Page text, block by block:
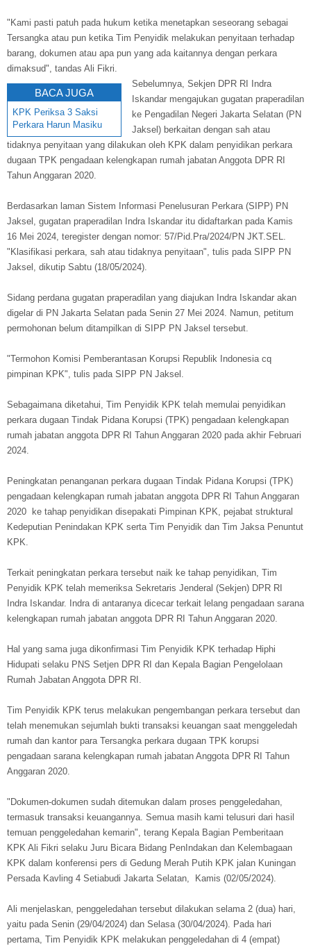
"Kami pasti patuh pada hukum ketika menetapkan seseorang sebagai
Tersangka atau pun ketika Tim Penyidik melakukan penyitaan terhadap
barang, dokumen atau apa pun yang ada kaitannya dengan perkara
dimaksud", tandas Ali Fikri.
BACA JUGA
KPK Periksa 3 Saksi
Perkara Harun Masiku
Sebelumnya, Sekjen DPR RI Indra
Iskandar mengajukan gugatan praperadilan
ke Pengadilan Negeri Jakarta Selatan (PN
Jaksel) berkaitan dengan sah atau
tidaknya penyitaan yang dilakukan oleh KPK dalam penyidikan perkara
dugaan TPK pengadaan kelengkapan rumah jabatan Anggota DPR RI
Tahun Anggaran 2020.
Berdasarkan laman Sistem Informasi Penelusuran Perkara (SIPP) PN
Jaksel, gugatan praperadilan Indra Iskandar itu didaftarkan pada Kamis
16 Mei 2024, teregister dengan nomor: 57/Pid.Pra/2024/PN JKT.SEL.
"Klasifikasi perkara, sah atau tidaknya penyitaan", tulis pada SIPP PN
Jaksel, dikutip Sabtu (18/05/2024).
Sidang perdana gugatan praperadilan yang diajukan Indra Iskandar akan
digelar di PN Jakarta Selatan pada Senin 27 Mei 2024. Namun, petitum
permohonan belum ditampilkan di SIPP PN Jaksel tersebut.
"Termohon Komisi Pemberantasan Korupsi Republik Indonesia cq
pimpinan KPK", tulis pada SIPP PN Jaksel.
Sebagaimana diketahui, Tim Penyidik KPK telah memulai penyidikan
perkara dugaan Tindak Pidana Korupsi (TPK) pengadaan kelengkapan
rumah jabatan anggota DPR RI Tahun Anggaran 2020 pada akhir Februari
2024.
Peningkatan penanganan perkara dugaan Tindak Pidana Korupsi (TPK)
pengadaan kelengkapan rumah jabatan anggota DPR RI Tahun Anggaran
2020 ke tahap penyidikan disepakati Pimpinan KPK, pejabat struktural
Kedeputian Penindakan KPK serta Tim Penyidik dan Tim Jaksa Penuntut
KPK.
Terkait peningkatan perkara tersebut naik ke tahap penyidikan, Tim
Penyidik KPK telah memeriksa Sekretaris Jenderal (Sekjen) DPR RI
Indra Iskandar. Indra di antaranya dicecar terkait lelang pengadaan sarana
kelengkapan rumah jabatan anggota DPR RI Tahun Anggaran 2020.
Hal yang sama juga dikonfirmasi Tim Penyidik KPK terhadap Hiphi
Hidupati selaku PNS Setjen DPR RI dan Kepala Bagian Pengelolaan
Rumah Jabatan Anggota DPR RI.
Tim Penyidik KPK terus melakukan pengembangan perkara tersebut dan
telah menemukan sejumlah bukti transaksi keuangan saat menggeledah
rumah dan kantor para Tersangka perkara dugaan TPK korupsi
pengadaan sarana kelengkapan rumah jabatan Anggota DPR RI Tahun
Anggaran 2020.
"Dokumen-dokumen sudah ditemukan dalam proses penggeledahan,
termasuk transaksi keuangannya. Semua masih kami telusuri dari hasil
temuan penggeledahan kemarin", terang Kepala Bagian Pemberitaan
KPK Ali Fikri selaku Juru Bicara Bidang PenIndakan dan Kelembagaan
KPK dalam konferensi pers di Gedung Merah Putih KPK jalan Kuningan
Persada Kavling 4 Setiabudi Jakarta Selatan, Kamis (02/05/2024).
Ali menjelaskan, penggeledahan tersebut dilakukan selama 2 (dua) hari,
yaitu pada Senin (29/04/2024) dan Selasa (30/04/2024). Pada hari
pertama, Tim Penyidik KPK melakukan penggeledahan di 4 (empat)